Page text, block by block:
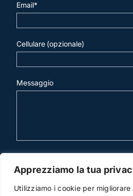
Apprezziamo la tua
Utilizziamo i cookie per
Email*
Cellulare (opzionale)
Messaggio
invia mail